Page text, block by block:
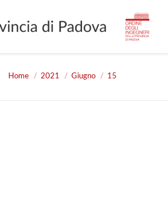
Home 2021 Giugno 15